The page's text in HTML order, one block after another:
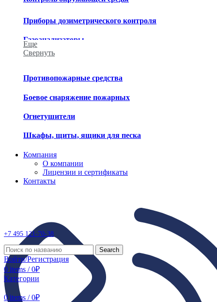
Приборы дозиметрического контроля
Газоанализаторы
Приборы химического контроля
Приборы метеорологического контроля
Средства обеззараживания
Еще
Свернуть
Противопожарные средства
Боевое снаряжение пожарных
Огнетушители
Шкафы, щиты, ящики для песка
Компания
О компании
Лицензии и сертификаты
Контакты
+7 495 121-70-38
Search
Войти/Регистрация
0 items / 0₽
Категории
0 items / 0₽